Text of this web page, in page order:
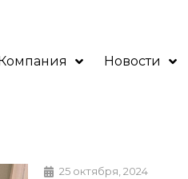
Компания Новости
25 октября, 2024